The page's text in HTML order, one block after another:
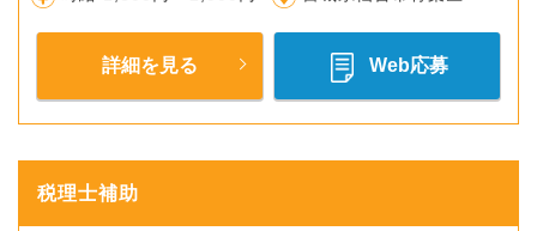
詳細を見る Web応募
税理士補助